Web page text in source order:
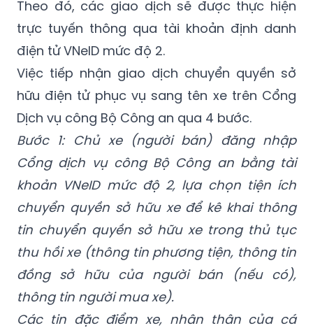
đồng công chứng chuyển nhượng phương
tiện.
Theo đó, các giao dịch sẽ được thực hiện
trực tuyến thông qua tài khoản định danh
điện tử VNeID mức độ 2.
Việc tiếp nhận giao dịch chuyển quyền sở
hữu điện tử phục vụ sang tên xe trên Cổng
Dịch vụ công Bộ Công an qua 4 bước.
Bước 1: Chủ xe (người bán) đăng nhập
Cổng dịch vụ công Bộ Công an bằng tài
khoản VNeID mức độ 2, lựa chọn tiện ích
chuyển quyền sở hữu xe để kê khai thông
tin chuyển quyền sở hữu xe trong thủ tục
thu hồi xe (thông tin phương tiện, thông tin
đồng sở hữu của người bán (nếu có),